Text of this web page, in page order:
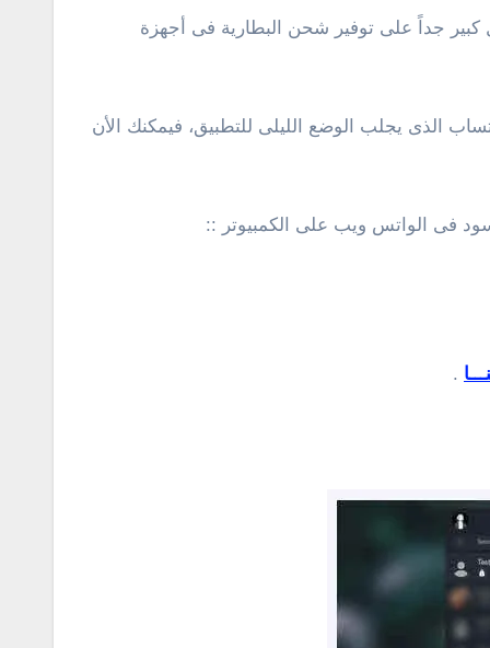
جداً على توفير شحن البطارية فى أجهزة
الذى يجلب الوضع الليلى للتطبيق، فيمكنك الأن
فى الواتس ويب على الكمبيوتر ::
.